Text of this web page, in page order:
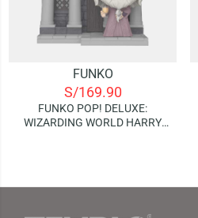
FUNKO
S/169.90
FUNKO POP! DELUXE:
WIZARDING WORLD HARRY